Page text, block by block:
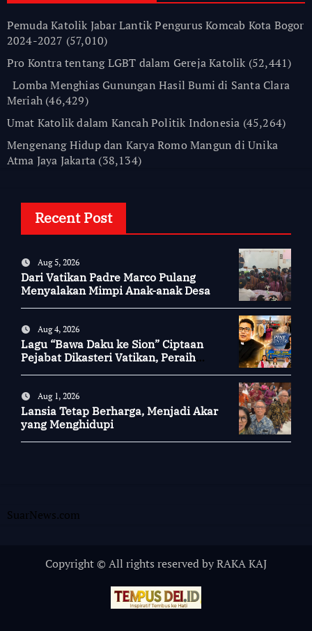
Pemuda Katolik Jabar Lantik Pengurus Komcab Kota Bogor
2024-2027 (57,010)
Pro Kontra tentang LGBT dalam Gereja Katolik (52,441)
Lomba Menghias Gunungan Hasil Bumi di Santa Clara
Meriah (46,429)
Umat Katolik dalam Kancah Politik Indonesia (45,264)
Mengenang Hidup dan Karya Romo Mangun di Unika
Atma Jaya Jakarta (38,134)
Recent Post
Aug 5, 2026
Dari Vatikan Padre Marco Pulang
Menyalakan Mimpi Anak-anak Desa
Aug 4, 2026
Lagu “Bawa Daku ke Sion” Ciptaan
Pejabat Dikasteri Vatikan, Peraih
Aug 1, 2026
Lansia Tetap Berharga, Menjadi Akar
yang Menghidupi
SuarNews.com
Copyright © All rights reserved by RAKA KAJ